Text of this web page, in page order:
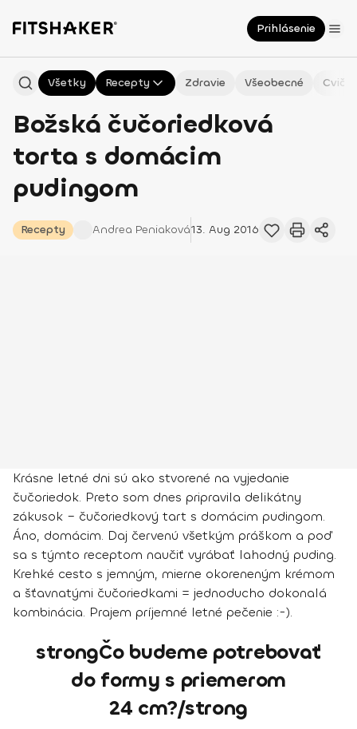
Prihlásenie
Všetky Recepty Zdravie Všeobecné
Božská čučoriedková
torta s domácim
pudingom
Recepty Andrea Peniaková13. Aug 2016
Krásne letné dni sú ako stvorené na vyjedanie
čučoriedok. Preto som dnes pripravila delikátny
zákusok – čučoriedkový tart s domácim pudingom.
Áno, domácim. Daj červenú všetkým práškom a poď
sa s týmto receptom naučiť vyrábať lahodný puding.
Krehké cesto s jemným, mierne okoreneným krémom
a šťavnatými čučoriedkami = jednoducho dokonalá
kombinácia. Prajem príjemné letné pečenie :-).
strongČo budeme potrebovať
do formy s priemerom
24 cm?/strong